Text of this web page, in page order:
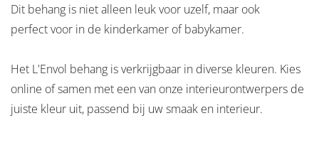
Dit behang is niet alleen leuk voor uzelf, maar ook
perfect voor in de kinderkamer of babykamer.
Het L'Envol behang is verkrijgbaar in diverse kleuren. Kies
online of samen met een van onze interieurontwerpers de
juiste kleur uit, passend bij uw smaak en interieur.